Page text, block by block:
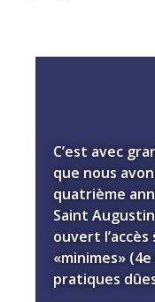
C’est avec
que nous
quatrième
Saint
ouvert
«minimes»
pratiques